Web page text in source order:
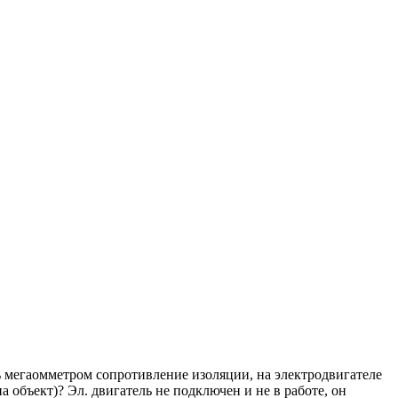
сопротивление изоляции, на электродвигателе
объект)? Эл. двигатель не подключен и не в работе, он